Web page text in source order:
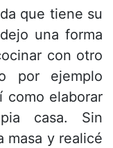
que tiene su
una forma
con otro
por ejemplo
como elaborar
casa. Sin
masa y realicé